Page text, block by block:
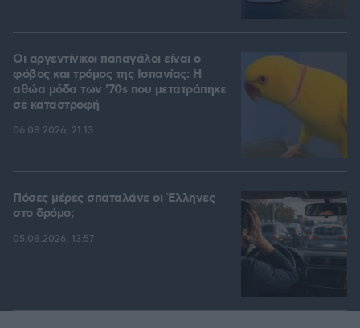
Οι αργεντίνικοι παπαγάλοι είναι ο
φόβος και τρόμος της Ισπανίας: Η
αθώα μόδα των '70s που μετατράπηκε
σε καταστροφή
06.08.2026, 21:13
Πόσες μέρες σπαταλάνε οι Έλληνες
στο δρόμο;
05.08.2026, 13:57